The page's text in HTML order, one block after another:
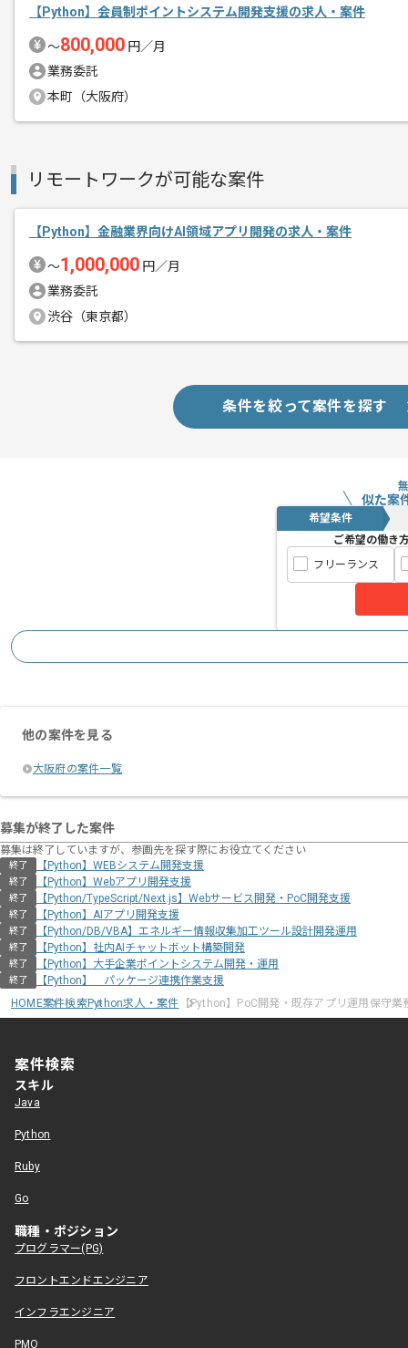
作業開始日
2025/09/01
エージェントからのコ
メント
複数案件を保有している企業ですので、
ご経験と実績に応じてスライド案件の
新しいアイディアや技術を積極的に導入
経験豊富なエンジニアと成長が出来る
【Python】会員制ポイントシステム開発支援の求人・案件
〜800,000 円／月
業務委託
本町（大阪府）
リモートワークが可能な案件
【Python】金融業界向けAI領域アプリ開発の求人・案件
〜1,000,000 円／月
業務委託
渋谷（東京都）
条件を絞って案件を探す
似た案
希望条件
ご希望の働き
フリーランス
他の案件を見る
大阪府の案件一覧
募集が終了した案件
募集は終了していますが、参画先を探す際にお役立てください
終了 【Python】WEBシステム開発支援
終了 【Python】Webアプリ開発支援
終了 【Python/TypeScript/Next.js】Webサービス開発・PoC開発支援
終了 【Python】AIアプリ開発支援
終了 【Python/DB/VBA】エネルギー情報収集加工ツール設計開発運用
終了 【Python】社内AIチャットボット構築開発
終了 【Python】大手企業ポイントシステム開発・運用
終了
【Python】 パッケージ連携作業支援
HOME案件検索Python求人・案件 【Python】PoC開発・既存アプリ運用保守業
案件検索
スキル
Java
Python
Ruby
Go
職種・ポジション
プログラマー(PG)
フロントエンドエンジニア
インフラエンジニア
PMO